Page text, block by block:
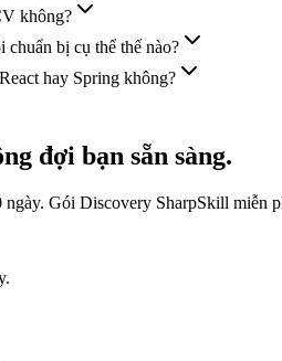
không?
bị cụ thể thế nào?
hay Spring không?
đợi bạn sẵn sàng.
Gói Discovery SharpSkill miễn